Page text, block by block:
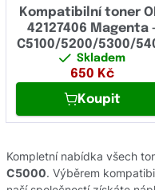
Kompatibilní toner
42127406 Magenta
C5100/5200/5300/
Skladem
650 Kč
Koupit
Kompletní nabídka všech
C5000. Výběrem